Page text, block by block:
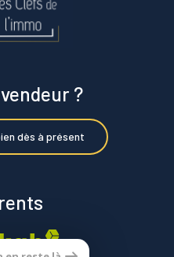
?
dès à présent